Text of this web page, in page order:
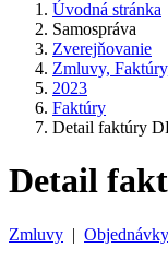
Úvodná stránka
Samospráva
Zverejňovanie
Zmluvy,
2023
Faktúry
Detail faktúry
Detail
Zmluvy | Objednávky